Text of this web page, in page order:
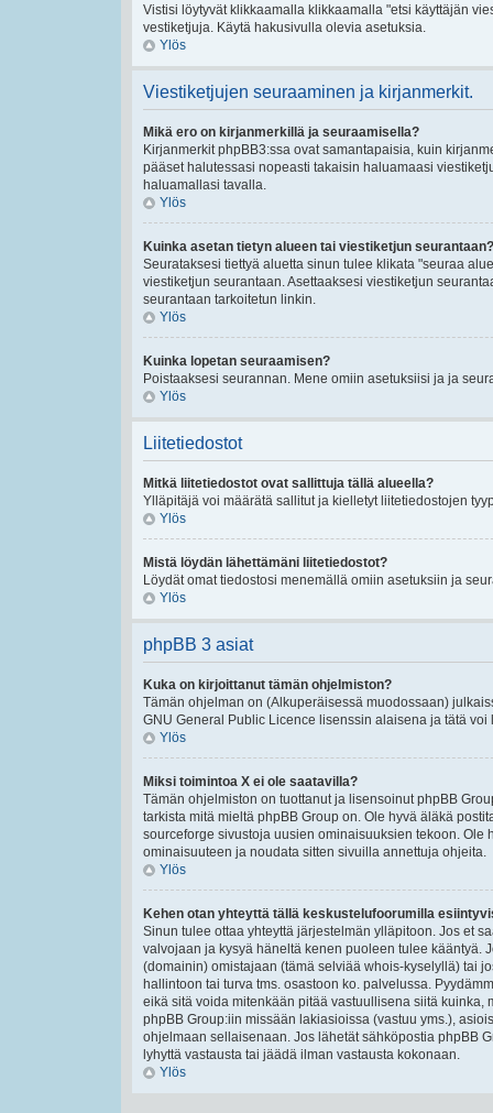
Vistisi löytyvät klikkaamalla klikkaamalla "etsi käyttäjän
vestiketjuja. Käytä hakusivulla olevia asetuksia.
Ylös
Viestiketjujen seuraaminen ja kirjanmerkit.
Mikä ero on kirjanmerkillä ja seuraamisella?
Kirjanmerkit phpBB3:ssa ovat samantapaisia, kuin
pääset halutessasi nopeasti takaisin haluamaasi
haluamallasi tavalla.
Ylös
Kuinka asetan tietyn alueen tai viestiketjun seurantaan?
Seurataksesi tiettyä aluetta sinun tulee klikata "seuraa
viestiketjun seurantaan. Asettaaksesi viestiketjun
seurantaan tarkoitetun linkin.
Ylös
Kuinka lopetan seuraamisen?
Poistaaksesi seurannan. Mene omiin asetuksiisi ja ja
Ylös
Liitetiedostot
Mitkä liitetiedostot ovat sallittuja tällä alueella?
Ylläpitäjä voi määrätä sallitut ja kielletyt liitetiedostojen
Ylös
Mistä löydän lähettämäni liitetiedostot?
Löydät omat tiedostosi menemällä omiin asetuksiin ja
Ylös
phpBB 3 asiat
Kuka on kirjoittanut tämän ohjelmiston?
Tämän ohjelman on (Alkuperäisessä muodossaan)
GNU General Public Licence lisenssin alaisena ja tätä
Ylös
Miksi toimintoa X ei ole saatavilla?
Tämän ohjelmiston on tuottanut ja lisensoinut phpBB
tarkista mitä mieltä phpBB Group on. Ole hyvä äläkä
sourceforge sivustoja uusien ominaisuuksien tekoon.
ominaisuuteen ja noudata sitten sivuilla annettuja ohjeita.
Ylös
Kehen otan yhteyttä tällä keskustelufoorumilla
Sinun tulee ottaa yhteyttä järjestelmän ylläpitoon. Jos et
valvojaan ja kysyä häneltä kenen puoleen tulee kääntyä.
(domainin) omistajaan (tämä selviää whois-kyselyllä) tai
hallintoon tai turva tms. osastoon ko. palvelussa.
eikä sitä voida mitenkään pitää vastuullisena siitä kuinka,
phpBB Group:iin missään lakiasioissa (vastuu yms.),
ohjelmaan sellaisenaan. Jos lähetät sähköpostia phpBB
lyhyttä vastausta tai jäädä ilman vastausta kokonaan.
Ylös